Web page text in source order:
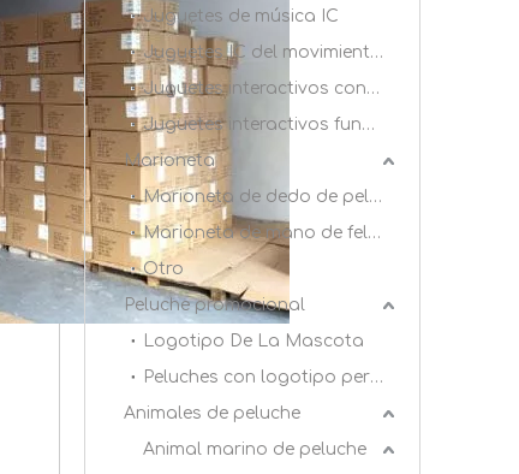
Juguetes de música IC
Juguetes IC del movimiento de acción
Juguetes interactivos con dientes azules
Juguetes interactivos funcionales
Marioneta
Marioneta de dedo de peluche
Marioneta de mano de felpa
Otro
Peluche promocional
Logotipo De La Mascota
Peluches con logotipo personalizado
Animales de peluche
Animal marino de peluche